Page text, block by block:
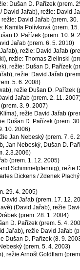
Dušan D. Pařízek (prem.
David Jařab), režie: David
David Jařab (prem. 30.
Kamila Polívková (prem.
D. Pařízek (prem. 10. 9.
Jařab (prem. 6. 5. 2010)
režie: David Jařab
režie: Thomas Zielinski
režie: Dušan D. Pařízek
režie: David Jařab
5. 6. 2008)
režie Dušan D. Pařízek
Jařab (prem. 2. 11.
3. 9. 2007)
režie David Jařab
Dušan D. Pařízek (prem.
10. 2006)
Jan Nebeský (prem. 7. 6.
Jan Nebeský, Dušan D.
2.3.2006)
(prem. 1. 12. 2005)
Schimmelpfennig), režie
Dickens / Zdenek
29. 4. 2005)
Jařab (prem. 17. 12.
(David Jařab), režie
(prem. 28. 1. 2004)
D. Pařízek (prem. 5. 4.
Jařab), režie David Jařab
Dušan D. Pařízek (8. 9.
(prem. 5. 4. 2003)
režie Arnošt Goldflam